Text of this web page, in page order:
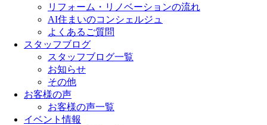
リフォーム・リノベーションの流れ
AI住まいのコンシェルジュ
よくあるご質問
スタッフブログ
スタッフブログ一覧
お知らせ
その他
お客様の声
お客様の声一覧
イベント情報